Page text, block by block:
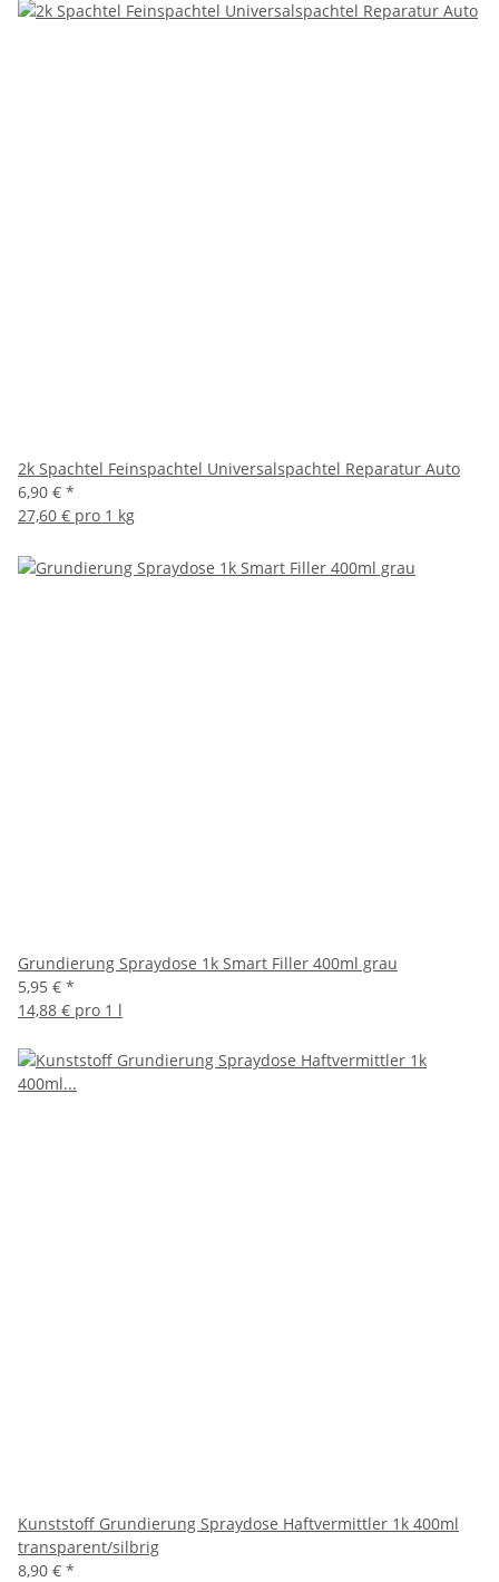
2k Spachtel Feinspachtel Universalspachtel Reparatur Auto
6,90 € *
27,60 € pro 1 kg
Grundierung Spraydose 1k Smart Filler 400ml grau
5,95 € *
14,88 € pro 1 l
Kunststoff Grundierung Spraydose Haftvermittler 1k 400ml
transparent/silbrig
8,90 € *